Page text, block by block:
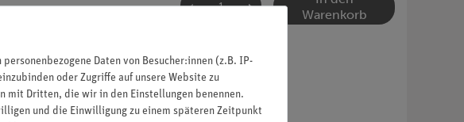
Warenkorb
Daten von Besucher:innen (z.B. IP-
oder Zugriffe auf unsere Website zu
mit Dritten, die wir in den Einstellungen benennen.
und die Einwilligung zu einem späteren Zeitpunkt